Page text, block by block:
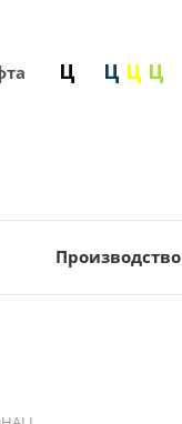
Производство